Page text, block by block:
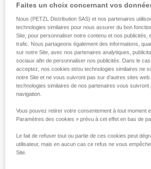
connecteurs.
Avez-vous besoin de calculer votre tirant
ACCÉDER AU MODULE TIRANT D'AIR
Faites un choix concernant vos
Nous (PETZL Distribution SAS) et nos partenaires
technologies similaires pour nous assurer du bon
Site, pour personnaliser notre contenu et nos publicités,
trafic. Nous partageons également des informations,
sur notre Site, avec nos partenaires analytiques,
sociaux afin de personnaliser nos publicités. Dans le
acceptez, nos cookies et/ou technologies similaires ne
notre Site et ne vous suivront pas sur d’autres sites
technologies similaires de nos partenaires vous suivront
navigation.
Vous pouvez retirer votre consentement à tout moment
Paramètres des cookies » prévu à cet effet en bas de
Le fait de refuser tout ou partie de ces cookies peut
utilisateur, mais en aucun cas ce refus ne vous
Site.